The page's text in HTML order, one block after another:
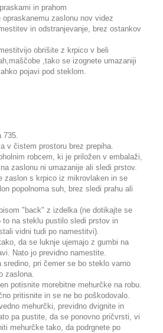
in prahom
opraskanemu zaslonu nov videz
in odstranjevanje, brez ostankov
obrišite z krpico v beli
,tako se izognete umazaniji
pojavi pod steklom.
735.
v čistem prostoru brez prepiha.
robcem, ki je priložen v embalaži,
zaslonu ni umazanije ali sledi prstov.
zaslon s krpico iz mikrovlaken in se
popolnoma suh, brez sledi prahu ali
"back" z izdelka (ne dotikajte se
to na steklu pustilo sledi prstov in
vidni tudi po namestitvi).
da se luknje ujemajo z gumbi na
Nato jo previdno namestite.
sredino, pri čemer se bo steklo varno
zaslona.
potisnite morebitne mehurčke na robu.
pritisnite in se ne bo poškodovalo.
mehurčki, previdno dvignite in
pa pustite, da se ponovno pričvrsti, vi
mehurčke tako, da podrgnete po